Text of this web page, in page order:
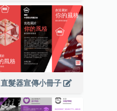
直髮器宣傳小冊子